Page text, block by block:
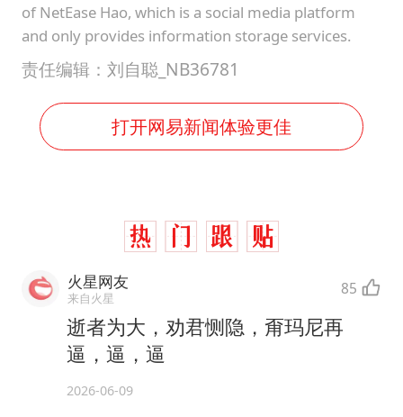
of NetEase Hao, which is a social media platform
and only provides information storage services.
责任编辑：刘自聪_NB36781
打开网易新闻体验更佳
火星网友
来自火星 85
逝者为大，劝君恻隐，甭玛尼再
逼，逼，逼
2026-06-09